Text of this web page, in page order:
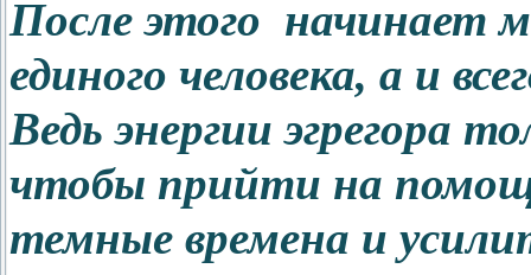
После этого начинает
единого человека, а и
Ведь энергии эгрегора
чтобы прийти на
темные времена и